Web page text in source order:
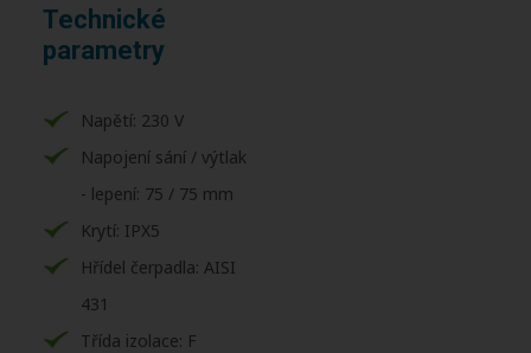
Technické
parametry
Napětí: 230 V
Napojení sání / výtlak
- lepení: 75 / 75 mm
Krytí: IPX5
Hřídel čerpadla: AISI
431
Třída izolace: F